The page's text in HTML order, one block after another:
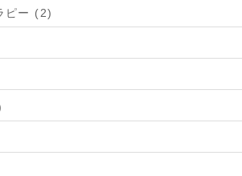
ピー (2)